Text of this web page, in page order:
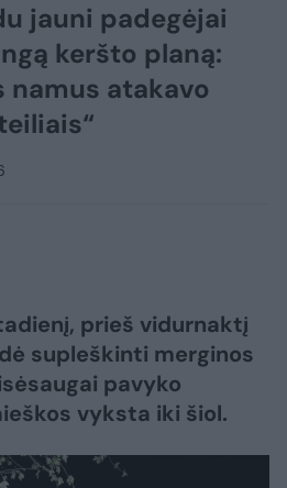
jauni padegėjai
keršto planą:
namus atakavo
prieš vidurnaktį
supleškinti merginos
pavyko
vyksta iki šiol.